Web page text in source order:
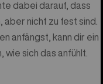
dabei darauf, dass
aber nicht zu fest sind.
anfängst, kann dir ein
sich das anfühlt.